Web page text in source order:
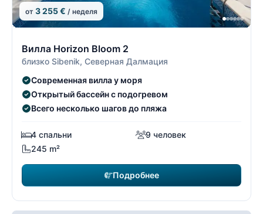
от 3 255 € / неделя
Вилла Horizon Bloom 2
близко Sibenik, Северная Далмация
Современная вилла у моря
Открытый бассейн с подогревом
Всего несколько шагов до пляжа
4 спальни
9 человек
245 m²
Подробнее